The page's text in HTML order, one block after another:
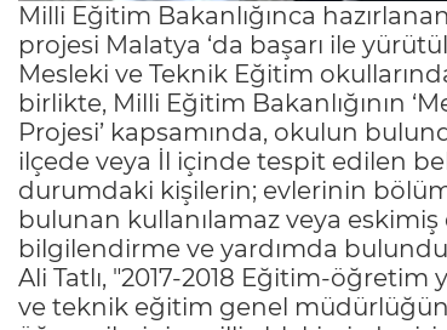
Milli Eğitim Bakanlığınca
projesi Malatya ‘da başarı ile
Mesleki ve Teknik Eğitim
birlikte, Milli Eğitim Bakanlığının
Projesi’ kapsamında, okulun
ilçede veya İl içinde tespit edilen
durumdaki kişilerin; evlerinin
bulunan kullanılamaz veya eskimiş
bilgilendirme ve yardımda
Ali Tatlı, "2017-2018 Eğitim-öğretim
ve teknik eğitim genel müdürlüğüne